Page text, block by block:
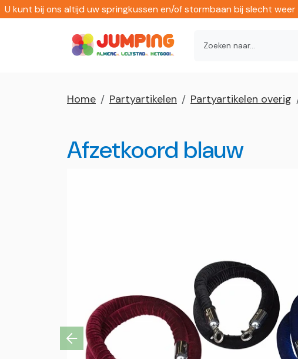
U kunt bij ons altijd uw springkussen en/of stormbaan bij slecht
Home Partyartikelen Partyartikelen overig
Afzetkoord blauw
Previous